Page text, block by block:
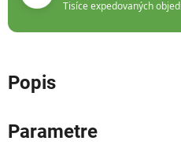
Tisíce expedovaných
Popis
Parametre